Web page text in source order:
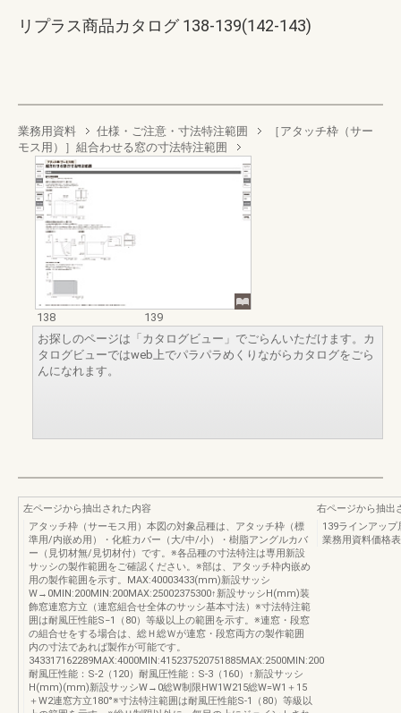
リプラス商品カタログ 138-139(142-143)
業務用資料 仕様・ご注意・寸法特注範囲
［アタッチ枠（サー
モス用）］組合わせる窓の寸法特注範囲
138
139
お探しのページは「カタログビュー」でごらんいただけます。カ
タログビューではweb上でパラパラめくりながらカタログをごら
んになれます。
左ページから抽出された内容
アタッチ枠（サーモス用）本図の対象品種は、アタッチ枠（標
準用/内嵌め用）・化粧カバー（大/中/小）・樹脂アングルカバ
ー（見切材無/見切材付）です。※各品種の寸法特注は専用新設
サッシの製作範囲をご確認ください。※部は、アタッチ枠内嵌め
用の製作範囲を示す。MAX:40003433(mm)新設サッシ
W→0MIN:200MIN:200MAX:25002375300↑新設サッシH(mm)装
飾窓連窓方立（連窓組合せ全体のサッシ基本寸法）※寸法特注範
囲は耐風圧性能S−1（80）等級以上の範囲を示す。※連窓・段窓
の組合せをする場合は、総Ｈ総Ｗが連窓・段窓両方の製作範囲
内の寸法であれば製作が可能です。
343317162289MAX:4000MIN:415237520751885MAX:2500MIN:200
耐風圧性能：S-2（120）耐風圧性能：S-3（160）↑新設サッシ
H(mm)(mm)新設サッシW→0総W制限HW1W215総W=W1＋15
＋W2連窓方立180°※寸法特注範囲は耐風圧性能S-1（80）等級以
右ページから抽出
139ラインアッ
業務用資料価格